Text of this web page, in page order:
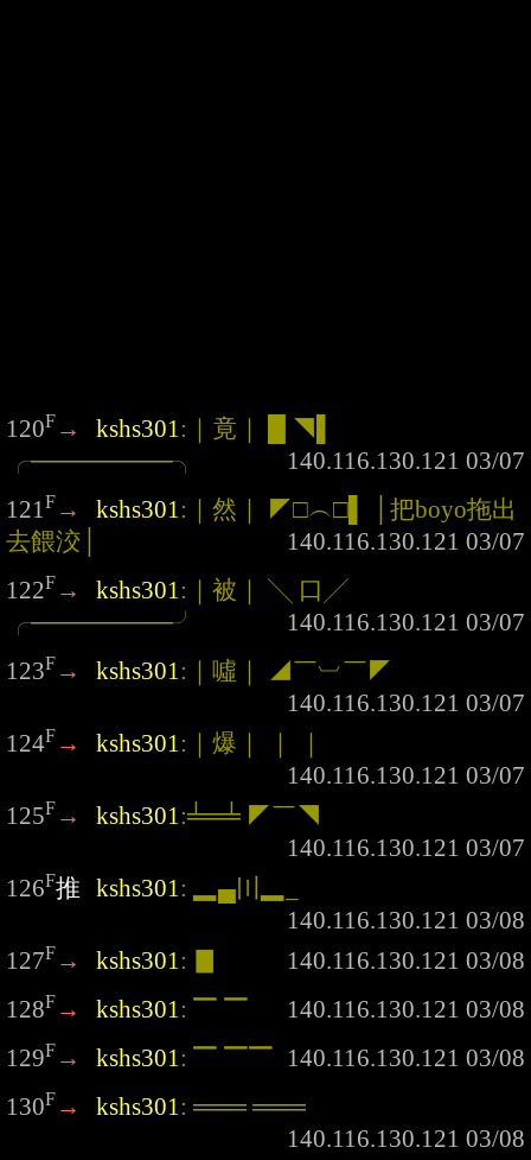
120F → kshs301:｜竟｜ █ ◥▌
╭────────╮
121F → kshs301:｜然｜ ◤□︵□▌ │把boyo拖出
去餵洨│
122F → kshs301:｜被｜ ╲ 口╱
╭────────╯
123F → kshs301:｜噓｜ ◢￣︺￣◤
124F → kshs301:｜爆｜ ｜ ｜
125F → kshs301:╧═╧ ◤￣◥
126F推 kshs301: ▂▄〣▂_
127F → kshs301: ▊
128F → kshs301: ▔ ▔
129F → kshs301: ▔ ▔▔
130F → kshs301: ═══ ═══